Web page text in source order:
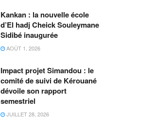
Kankan : la nouvelle école
d’El hadj Cheick Souleymane
Sidibé inaugurée
AOÛT 1, 2026
Impact projet Simandou : le
comité de suivi de Kérouané
dévoile son rapport
semestriel
JUILLET 28, 2026